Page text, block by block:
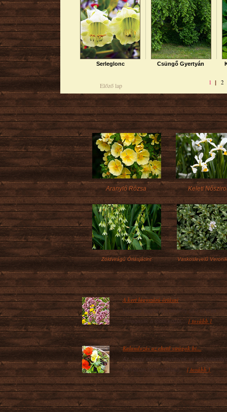
Serleglonc Csüngő Gyertyán
Előző lap 1 |2
Aranyló Rózsa Keleti
Zöldvirágú Óriásjácint Vaskoslevelű
A kert lágyszárú óriásai
Néhány lágyszárú növény szó szerint
kimagaslik a többi közül,...[ tovább ]
Kalandozás az ehető virágok bi...
Az, hogy egyes növények virága
formában fogyasztható,...[ tovább ]